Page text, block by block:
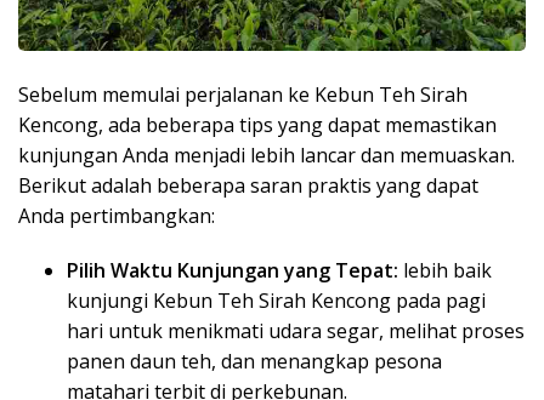
Sebelum memulai perjalanan ke Kebun Teh Sirah
Kencong, ada beberapa tips yang dapat memastikan
kunjungan Anda menjadi lebih lancar dan memuaskan.
Berikut adalah beberapa saran praktis yang dapat
Anda pertimbangkan:
Pilih Waktu Kunjungan yang Tepat: lebih baik
kunjungi Kebun Teh Sirah Kencong pada pagi
hari untuk menikmati udara segar, melihat proses
panen daun teh, dan menangkap pesona
matahari terbit di perkebunan.